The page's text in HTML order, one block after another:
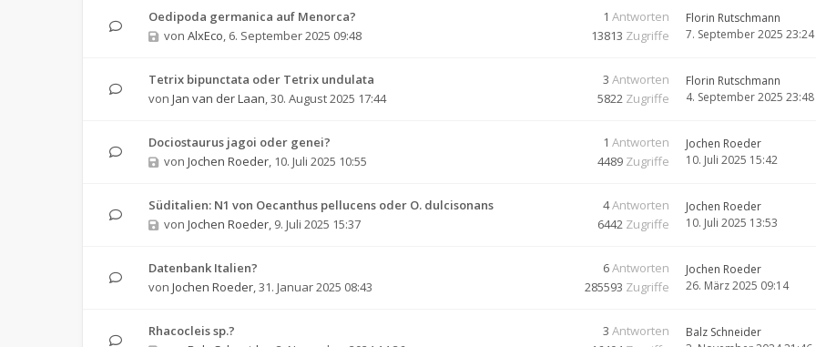
Oedipoda germanica auf Menorca?
von AlxEco, 6. September 2025 09:48
1 Antworten
13813 Zugriffe
Florin Rutschmann
7. September 2025 23:24
Tetrix bipunctata oder Tetrix undulata
von Jan van der Laan,30. August 2025 17:44
3 Antworten
5822 Zugriffe
Florin Rutschmann
4. September 2025 23:48
Dociostaurus jagoi oder genei?
von Jochen Roeder, 10. Juli 2025 10:55
1 Antworten
4489 Zugriffe
Jochen Roeder
10. Juli 2025 15:42
Süditalien: N1 von Oecanthus pellucens oder O. dulcisonans
von Jochen Roeder, 9. Juli 2025 15:37
4Antworten
6442 Zugriffe
Jochen Roeder
10. Juli 2025 13:53
Datenbank Italien?
von Jochen Roeder,31. Januar 2025 08:43
6Antworten
285593 Zugriffe
Jochen Roeder
26. März 2025 09:14
Rhacocleis sp.?
3 Antworten
Balz Schneider